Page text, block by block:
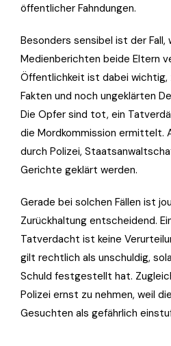
öffentlicher Fahndungen.
Besonders sensibel ist der Fall,
Medienberichten beide Eltern
Öffentlichkeit ist dabei wichtig,
Fakten und noch ungeklärten
Die Opfer sind tot, ein
die Mordkommission ermittelt.
durch Polizei,
Gerichte geklärt werden.
Gerade bei solchen Fällen ist
Zurückhaltung entscheidend.
Tatverdacht ist keine
gilt rechtlich als unschuldig,
Schuld festgestellt hat.
Polizei ernst zu nehmen, weil
Gesuchten als gefährlich